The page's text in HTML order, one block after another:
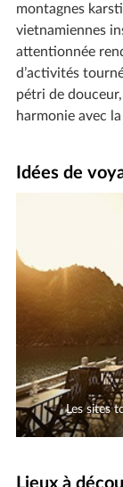
montagnes
vietnamiennes
attentionnée
d’activités
pétri de
harmonie avec
Idées de
Les sites
Lieux à